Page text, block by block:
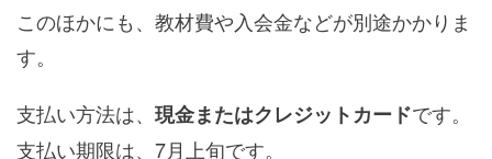
このほかにも、教材費や入会金などが別途かかりま
す。
支払い方法は、 現金またはクレジットカードです。
支払い期限は、7月上旬です。